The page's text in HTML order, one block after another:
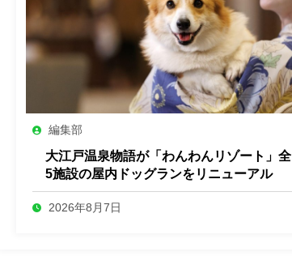
編集部
大江戸温泉物語が「わんわんリゾート」全
5施設の屋内ドッグランをリニューアル
2026年8月7日